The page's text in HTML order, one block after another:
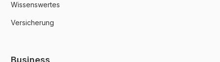
Wissenswertes
Versicherung
Business